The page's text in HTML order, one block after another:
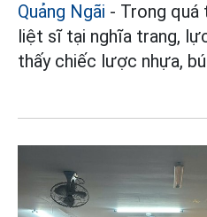
Quảng Ngãi - Trong quá
liệt sĩ tại nghĩa trang,
thấy chiếc lược nhựa,